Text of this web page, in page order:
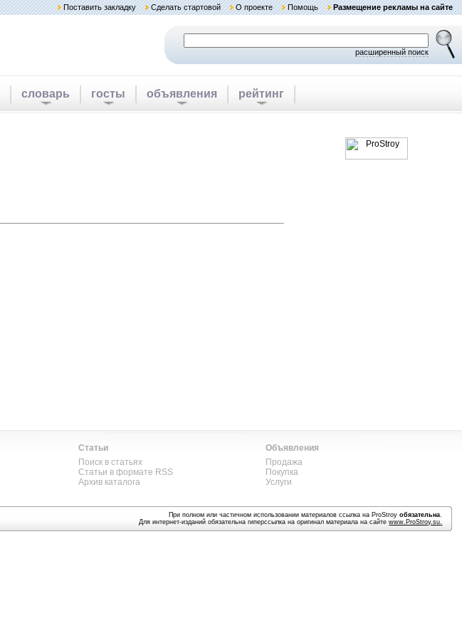
Поставить закладку Сделать стартовой О проекте Помощь Размещение рекламы на сайте
расширенный поиск
словарь госты объявления рейтинг
Статьи
Поиск в статьях
Статьи в формате RSS
Архив каталога
Объявления
Продажа
Покупка
Услуги
При полном или частичном использовании материалов ссылка на ProStroyобязательна.
Для интернет-изданий обязательна гиперссылка на оригинал материала на сайтеwww.ProStroy.su.